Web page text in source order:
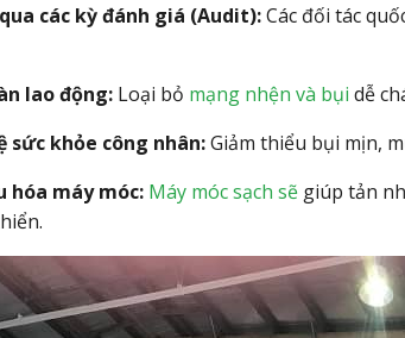
các kỳ đánh giá (Audit):Các đối tác
lao động:Loại bỏ mạng nhện và bụi dễ
sức khỏe công nhân:Giảm thiểu bụi mịn,
hóa máy móc:Máy móc sạch sẽgiúp tản